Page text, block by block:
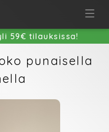
59€ tilauksissa!
punaisella